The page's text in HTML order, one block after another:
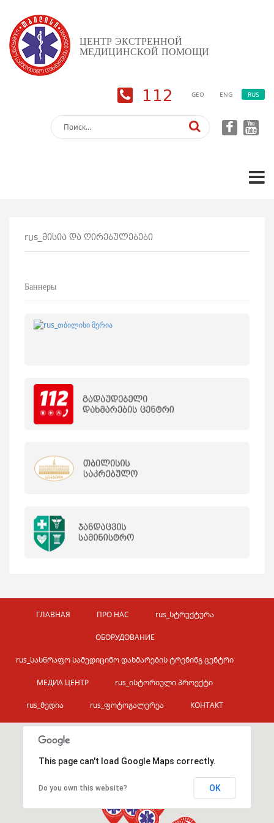
ЦЕНТР ЭКСТРЕННОЙ
МЕДИЦИНСКОЙ ПОМОЩИ
112 GEO ENG RUS
rus_მისია და ღირებულებები
Баннеры
ГЛАВНАЯ ПРО НАС rus_სტრუქტურა
ОБОРУДОВАНИЕ
rus_სასწრაფო სამედიცინო დახმარების ტრენინგ ცენტრი
МЕДИА ЦЕНТР rus_ისტორიული პროექტი
rus_მედია rus_ფოტოგალერეა КОНТАКТ
This page can't load Google Maps correctly.
Do you own this website? OK